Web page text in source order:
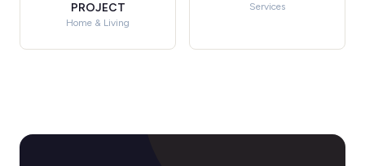
PROJECT
Home & Living
Services